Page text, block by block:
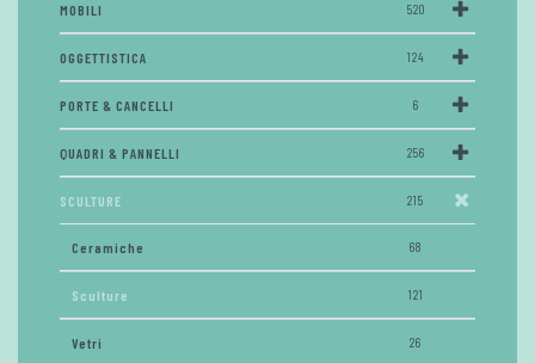
MOBILI 520
OGGETTISTICA 124
PORTE & CANCELLI 6
QUADRI & PANNELLI 256
SCULTURE 215
Ceramiche 68
Sculture 121
Vetri 26